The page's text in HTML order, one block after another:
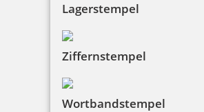
Lagerstempel
Ziffernstempel
Wortbandstempel